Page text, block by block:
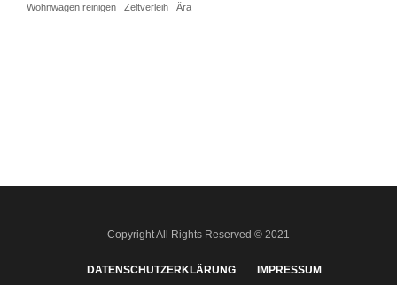
Wohnwagen reinigen Zeltverleih Ära
Copyright All Rights Reserved © 2021
DATENSCHUTZERKLÄRUNG IMPRESSUM